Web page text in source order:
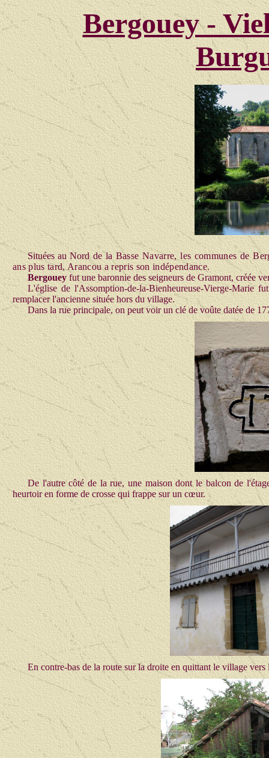
Bergouey -
Situées au Nord de la Basse Navarre, les communes de
ans plus tard, Arancou a repris son indépendance.
Bergoueyfut une baronnie des seigneurs de Gramont, créée
L'église de l'Assomption-de-la-Bienheureuse-Vierge-Marie
remplacer l'ancienne située hors du village.
Dans la rue principale, on peut voir un clé de voûte datée de
De l'autre côté de la rue, une maison dont le balcon de
heurtoir en forme de crosse qui frappe sur un cœur.
En contre-bas de la route sur la droite en quittant le village